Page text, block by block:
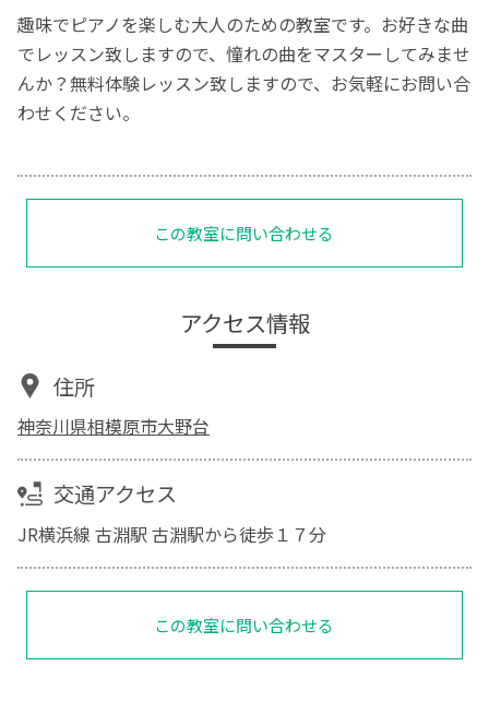
趣味でピアノを楽しむ大人のための教室です。お好きな曲
でレッスン致しますので、憧れの曲をマスターしてみませ
んか？無料体験レッスン致しますので、お気軽にお問い合
わせください。
この教室に問い合わせる
アクセス情報
住所
神奈川県相模原市大野台
交通アクセス
JR横浜線 古淵駅 古淵駅から徒歩１７分
この教室に問い合わせる